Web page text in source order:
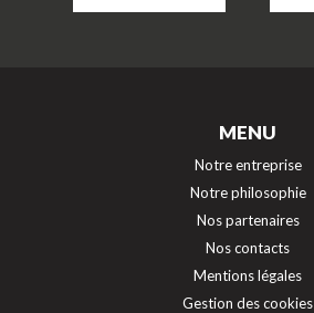
MENU
Notre entreprise
Notre philosophie
Nos partenaires
Nos contacts
Mentions légales
Gestion des cookies